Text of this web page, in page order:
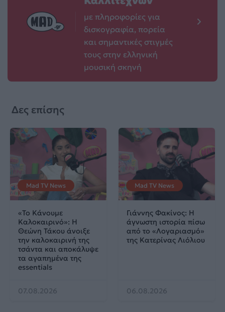
με πληροφορίες για
δισκογραφία, πορεία
και σημαντικές στιγμές
τους στην ελληνική
μουσική σκηνή
Δες επίσης
Mad TV News
«Το Κάνουμε
Καλοκαιρινό»: Η
Θεώνη Τάκου άνοιξε
την καλοκαιρινή της
τσάντα και αποκάλυψε
τα αγαπημένα της
essentials
07.08.2026
Mad TV News
Γιάννης Φακίνος: Η
άγνωστη ιστορία πίσω
από το «Λογαριασμό»
της Κατερίνας Λιόλιου
06.08.2026